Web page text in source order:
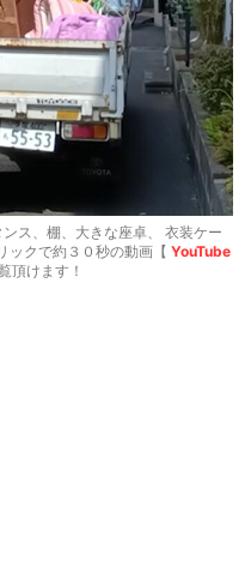
ス、棚、大きな座卓、 衣装ケー
ックで約３０秒の動画【 YouTube
頂けます！